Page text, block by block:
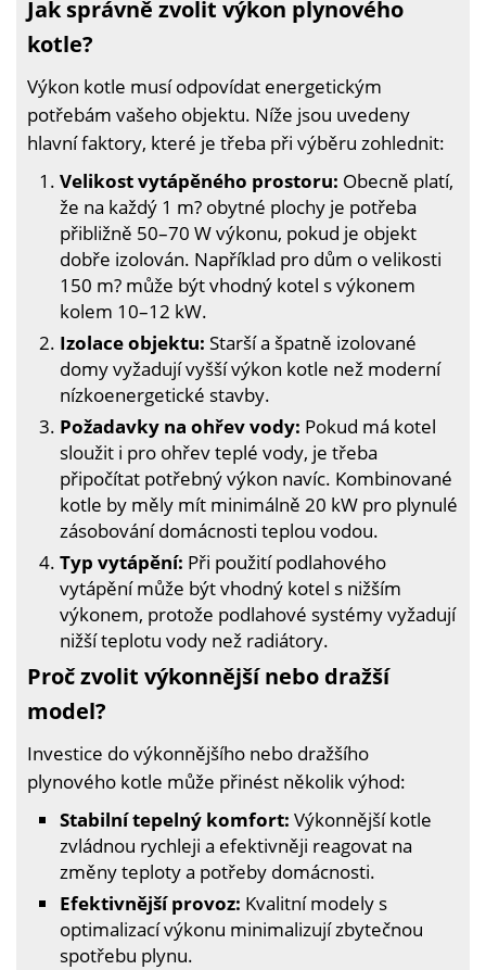
Jak správně zvolit výkon plynového
kotle?
Výkon kotle musí odpovídat energetickým
potřebám vašeho objektu. Níže jsou uvedeny
hlavní faktory, které je třeba při výběru zohlednit:
Velikost vytápěného prostoru: Obecně platí,
že na každý 1 m? obytné plochy je potřeba
přibližně 50–70 W výkonu, pokud je objekt
dobře izolován. Například pro dům o velikosti
150 m? může být vhodný kotel s výkonem
kolem 10–12 kW.
Izolace objektu: Starší a špatně izolované
domy vyžadují vyšší výkon kotle než moderní
nízkoenergetické stavby.
Požadavky na ohřev vody: Pokud má kotel
sloužit i pro ohřev teplé vody, je třeba
připočítat potřebný výkon navíc. Kombinované
kotle by měly mít minimálně 20 kW pro plynulé
zásobování domácnosti teplou vodou.
Typ vytápění: Při použití podlahového
vytápění může být vhodný kotel s nižším
výkonem, protože podlahové systémy vyžadují
nižší teplotu vody než radiátory.
Proč zvolit výkonnější nebo dražší
model?
Investice do výkonnějšího nebo dražšího
plynového kotle může přinést několik výhod:
Stabilní tepelný komfort: Výkonnější kotle
zvládnou rychleji a efektivněji reagovat na
změny teploty a potřeby domácnosti.
Efektivnější provoz: Kvalitní modely s
optimalizací výkonu minimalizují zbytečnou
spotřebu plynu.